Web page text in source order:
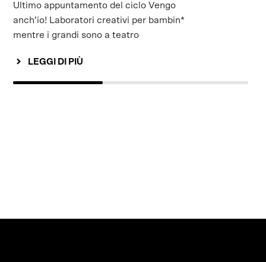
Ultimo appuntamento del ciclo Vengo
anch’io! Laboratori creativi per bambin*
mentre i grandi sono a teatro
LEGGI DI PIÙ